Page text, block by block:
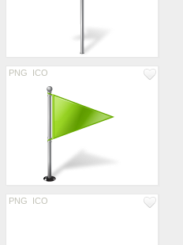
PNG ICO
PNG ICO